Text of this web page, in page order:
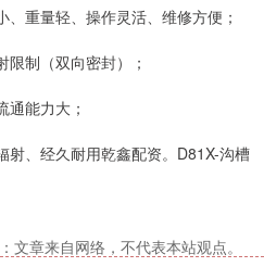
重量轻、操作灵活、维修方便；
制（双向密封）；
能力大；
射、经久耐用乾鑫配资。D81X-沟槽
文章来自网络，不代表本站观点。